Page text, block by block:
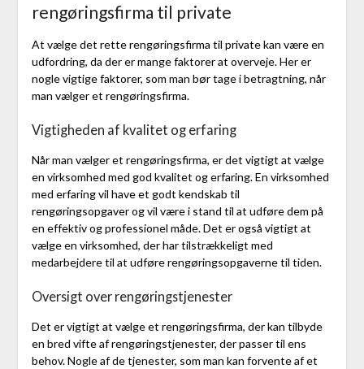
rengøringsfirma til private
At vælge det rette rengøringsfirma til private kan være en
udfordring, da der er mange faktorer at overveje. Her er
nogle vigtige faktorer, som man bør tage i betragtning, når
man vælger et rengøringsfirma.
Vigtigheden af kvalitet og erfaring
Når man vælger et rengøringsfirma, er det vigtigt at vælge
en virksomhed med god kvalitet og erfaring. En virksomhed
med erfaring vil have et godt kendskab til
rengøringsopgaver og vil være i stand til at udføre dem på
en effektiv og professionel måde. Det er også vigtigt at
vælge en virksomhed, der har tilstrækkeligt med
medarbejdere til at udføre rengøringsopgaverne til tiden.
Oversigt over rengøringstjenester
Det er vigtigt at vælge et rengøringsfirma, der kan tilbyde
en bred vifte af rengøringstjenester, der passer til ens
behov. Nogle af de tjenester, som man kan forvente af et